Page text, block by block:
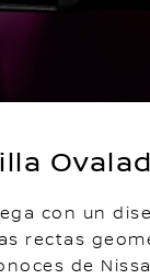
con un
rectas
de